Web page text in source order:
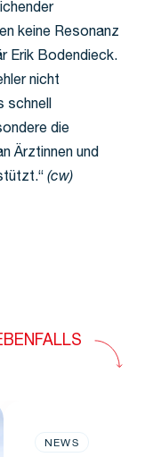
keine Resonanz
Erik Bodendieck.
nicht
schnell
die
Ärztinnen und
(cw)
NEWS